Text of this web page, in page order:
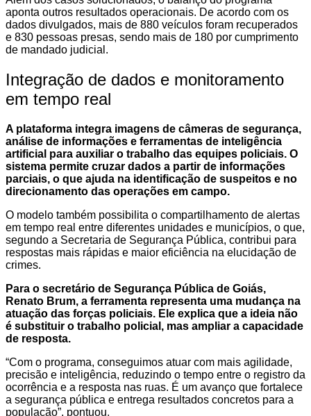
aponta outros resultados operacionais. De acordo com os
dados divulgados, mais de 880 veículos foram recuperados
e 830 pessoas presas, sendo mais de 180 por cumprimento
de mandado judicial.
Integração de dados e monitoramento
em tempo real
A plataforma integra imagens de câmeras de segurança,
análise de informações e ferramentas de inteligência
artificial para auxiliar o trabalho das equipes policiais. O
sistema permite cruzar dados a partir de informações
parciais, o que ajuda na identificação de suspeitos e no
direcionamento das operações em campo.
O modelo também possibilita o compartilhamento de alertas
em tempo real entre diferentes unidades e municípios, o que,
segundo a Secretaria de Segurança Pública, contribui para
respostas mais rápidas e maior eficiência na elucidação de
crimes.
Para o secretário de Segurança Pública de Goiás,
Renato Brum, a ferramenta representa uma mudança na
atuação das forças policiais. Ele explica que a ideia não
é substituir o trabalho policial, mas ampliar a capacidade
de resposta.
“Com o programa, conseguimos atuar com mais agilidade,
precisão e inteligência, reduzindo o tempo entre o registro da
ocorrência e a resposta nas ruas. É um avanço que fortalece
a segurança pública e entrega resultados concretos para a
população”, pontuou.